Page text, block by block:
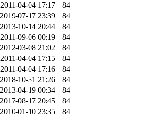
2011-04-04 17:17
84
2019-07-17 23:39
84
2013-10-14 20:44
84
2011-09-06 00:19
84
2012-03-08 21:02
84
2011-04-04 17:15
84
2011-04-04 17:16
84
2018-10-31 21:26
84
2013-04-19 00:34
84
2017-08-17 20:45
84
2010-01-10 23:35
84